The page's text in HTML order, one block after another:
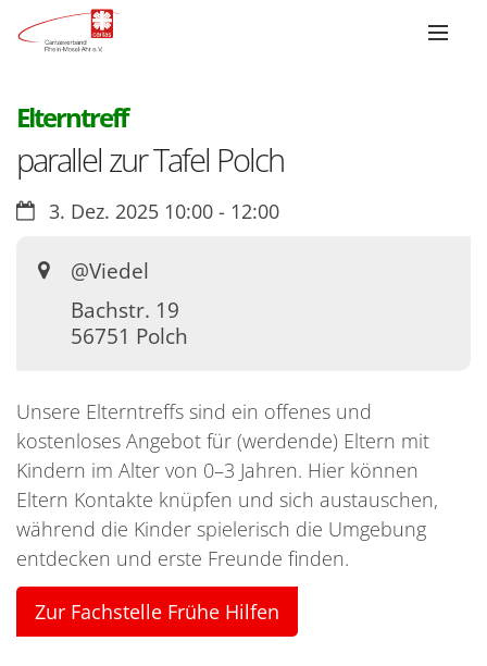
Elterntreff:
parallel zur Tafel Polch
Datum:3. Dez. 2025 10:00 - 12:00
Ort:@Viedel
Bachstr. 19
56751 Polch
Unsere Elterntreffs sind ein offenes und
kostenloses Angebot für (werdende) Eltern mit
Kindern im Alter von 0–3 Jahren. Hier können
Eltern Kontakte knüpfen und sich austauschen,
während die Kinder spielerisch die Umgebung
entdecken und erste Freunde finden.
Zur Fachstelle Frühe Hilfen